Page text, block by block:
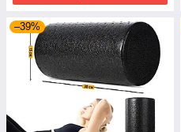
–39%